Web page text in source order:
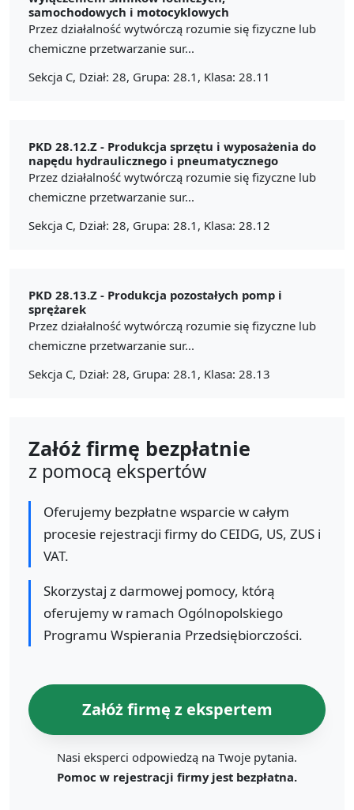
samochodowych i motocyklowych
Przez działalność wytwórczą rozumie się fizyczne lub
chemiczne przetwarzanie sur...
Sekcja C, Dział: 28, Grupa: 28.1, Klasa: 28.11
PKD 28.12.Z - Produkcja sprzętu i wyposażenia do
napędu hydraulicznego i pneumatycznego
Przez działalność wytwórczą rozumie się fizyczne lub
chemiczne przetwarzanie sur...
Sekcja C, Dział: 28, Grupa: 28.1, Klasa: 28.12
PKD 28.13.Z - Produkcja pozostałych pomp i
sprężarek
Przez działalność wytwórczą rozumie się fizyczne lub
chemiczne przetwarzanie sur...
Sekcja C, Dział: 28, Grupa: 28.1, Klasa: 28.13
Załóż firmę bezpłatnie
z pomocą ekspertów
Oferujemy bezpłatne wsparcie w całym
procesie rejestracji firmy do CEIDG, US, ZUS i
VAT.
Skorzystaj z darmowej pomocy, którą
oferujemy w ramach Ogólnopolskiego
Programu Wspierania Przedsiębiorczości.
Załóż firmę z ekspertem
Nasi eksperci odpowiedzą na Twoje pytania.
Pomoc w rejestracji firmy jest bezpłatna.